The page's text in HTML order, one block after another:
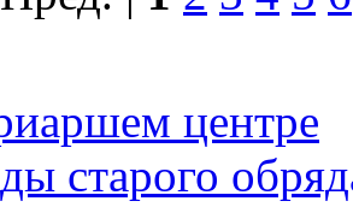
центре
старого